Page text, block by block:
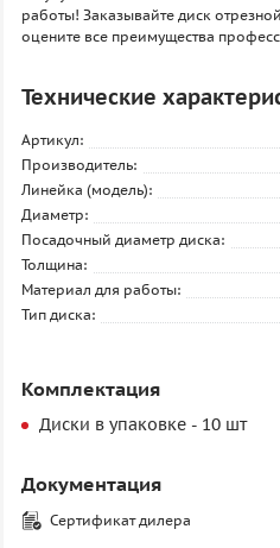
работы! Заказывайте диск
оцените все преимущества
Технические
Артикул:
Производитель:
Линейка (модель):
Диаметр:
Посадочный диаметр диска:
Толщина:
Материал для работы:
Тип диска:
Комплектация
Диски в упаковке - 10 шт
Документация
Сертификат дилера